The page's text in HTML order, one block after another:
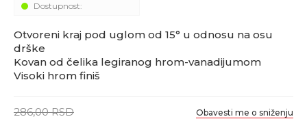
Dostupnost:
Otvoreni kraj pod uglom od 15° u odnosu na osu
drške
Kovan od čelika legiranog hrom-vanadijumom
Visoki hrom finiš
286,00 RSD Obavesti me o sniženju